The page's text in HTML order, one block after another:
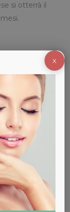
si otterrà il
di
X